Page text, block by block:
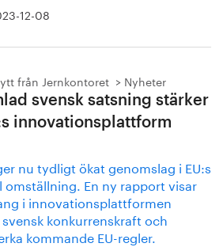
12-08
från Jernkontoret Nyheter
svensk satsning stärker
innovationsplattform
nu tydligt ökat genomslag i EU:s
En ny rapport visar
i innovationsplattformen
konkurrenskraft och
kommande EU-regler.